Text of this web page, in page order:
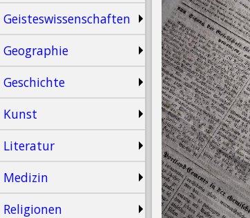
Geisteswissenschaften
Geographie
Geschichte
Kunst
Literatur
Medizin
Religionen